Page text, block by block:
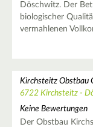
Döschwitz. Der
biologischer
vermahlenen
Kirchsteitz Obstbau
6722 Kirchsteitz -
Keine Bewertungen
Der Obstbau